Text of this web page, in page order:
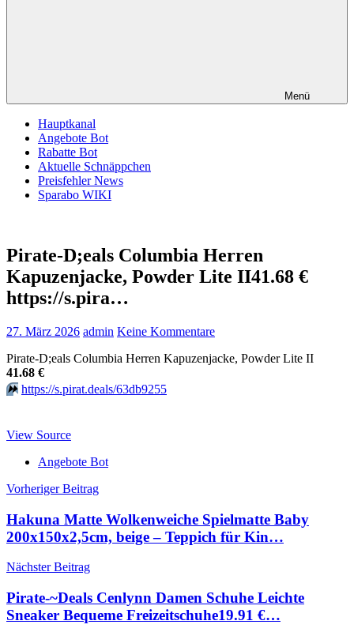
Menü
Hauptkanal
Angebote Bot
Rabatte Bot
Aktuelle Schnäppchen
Preisfehler News
Sparabo WIKI
Pirate-D;eals Columbia Herren
Kapuzenjacke, Powder Lite II41.68 €
https://s.pira…
27. März 2026 admin Keine Kommentare
Pirate-D;eals Columbia Herren Kapuzenjacke, Powder Lite II
41.68 €
⏩️ https://s.pirat.deals/63db9255
View Source
Angebote Bot
Beitragsnavigation
Vorheriger Beitrag
Hakuna Matte Wolkenweiche Spielmatte Baby
200x150x2,5cm, beige – Teppich für Kin…
Nächster Beitrag
Pirate-~Deals Cenlynn Damen Schuhe Leichte
Sneaker Bequeme Freizeitschuhe19.91 €…